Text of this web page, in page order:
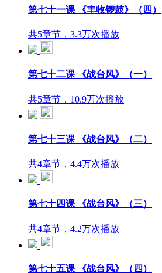
第七十一课 《丰收锣鼓》（四）
共5章节，3.3万次播放
第七十二课 《战台风》（一）
共5章节，10.9万次播放
第七十三课 《战台风》（二）
共4章节，4.4万次播放
第七十四课 《战台风》（三）
共4章节，4.2万次播放